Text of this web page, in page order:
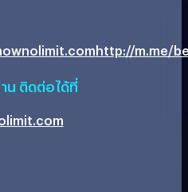
http://m.me/
น ติดต่อได้ที่